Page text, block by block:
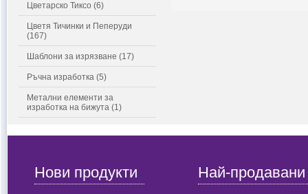
Цветарско Тиксо (6)
Цветя Тичинки и Пеперуди
(167)
Шаблони за изрязване (17)
Ръчна изработка (5)
Метални елементи за
изработка на бижута (1)
Нови продукти Най-продавани